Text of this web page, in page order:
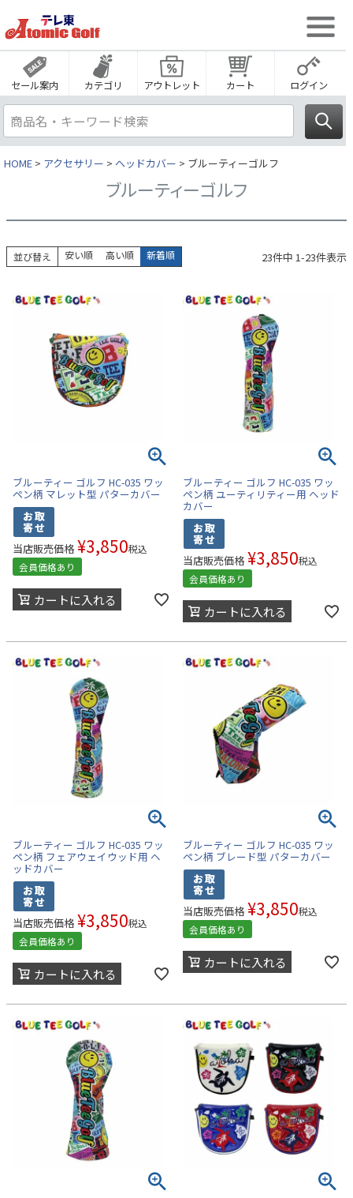
セール案内 カテゴリ アウトレット カート ログイン
HOME アクセサリー ヘッドカバー ブルーティーゴルフ
ブルーティーゴルフ
並び替え 安い順 高い順 新着順 23件中 1-23件表示
ブルーティー ゴルフ HC-035 ワッ
ペン柄 マレット型 パターカバー
当店販売価格 ¥3,850税込
会員価格あり
カートに入れる
ブルーティー ゴルフ HC-035 ワッ
ペン柄 ユーティリティー用 ヘッド
カバー
当店販売価格 ¥3,850税込
会員価格あり
カートに入れる
ブルーティー ゴルフ HC-035 ワッ
ペン柄 フェアウェイウッド用 ヘ
ッドカバー
当店販売価格 ¥3,850税込
会員価格あり
カートに入れる
ブルーティー ゴルフ HC-035 ワッ
ペン柄 ブレード型 パターカバー
当店販売価格 ¥3,850税込
会員価格あり
カートに入れる